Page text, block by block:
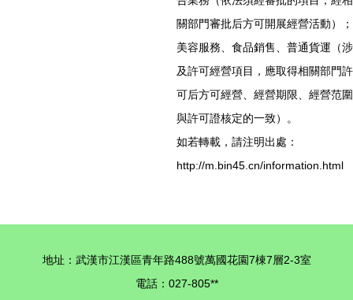
關部門審批后方可開展經營活動）；
美容服務、食品銷售、普通貨運（涉
及許可經營項目，應取得相關部門許
可后方可經營、經營期限、經營范圍
與許可證核定的一致）。
如若轉載，請注明出處：
http://m.bin45.cn/information.html
地址：武漢市江漢區青年路488號萬國花園7棟7層2-3室
電話：027-805**